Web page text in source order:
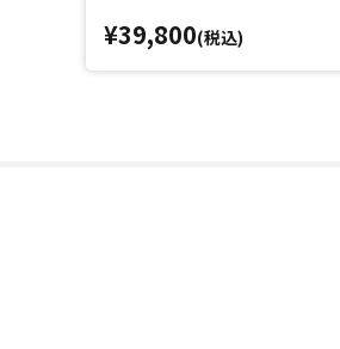
¥39,800(税込)